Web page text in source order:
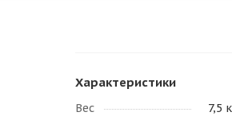
Характеристики
Вес
7,5